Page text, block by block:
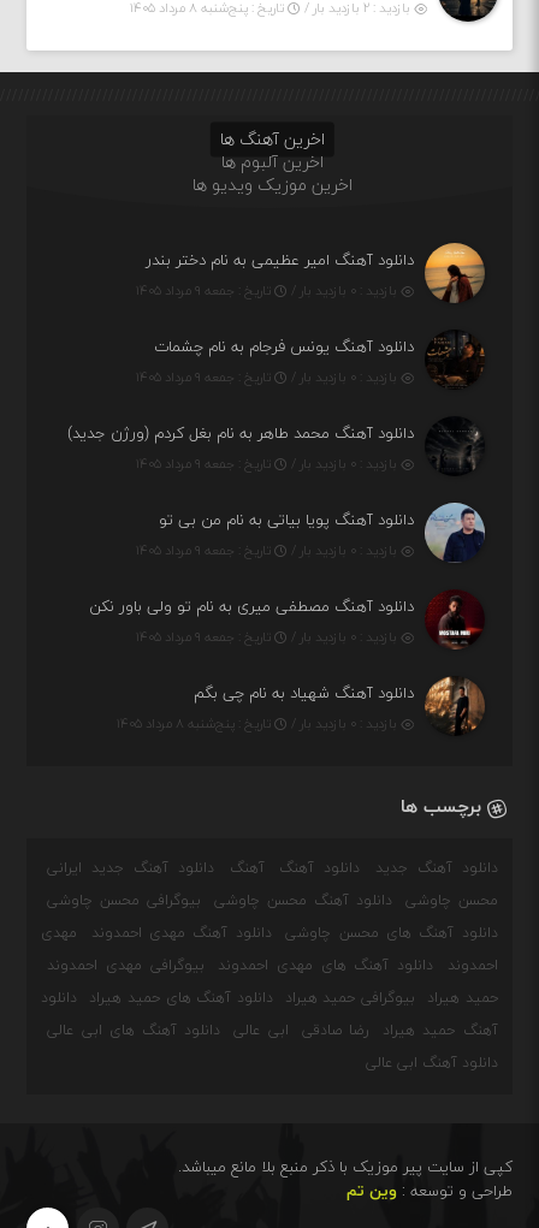
بازدید : ۲ بازدید بار / تاریخ : پنج‌شنبه ۸ مرداد ۱۴۰۵
اخرین آهنگ ها
اخرین آلبوم ها
اخرین موزیک ویدیو ها
دانلود آهنگ امیر عظیمی به نام دختر بندر
بازدید : ۰ بازدید بار / تاریخ : جمعه ۹ مرداد ۱۴۰۵
دانلود آهنگ یونس فرجام به نام چشمات
بازدید : ۰ بازدید بار / تاریخ : جمعه ۹ مرداد ۱۴۰۵
دانلود آهنگ محمد طاهر به نام بغل کردم (ورژن جدید)
بازدید : ۰ بازدید بار / تاریخ : جمعه ۹ مرداد ۱۴۰۵
دانلود آهنگ پویا بیاتی به نام من بی تو
بازدید : ۰ بازدید بار / تاریخ : جمعه ۹ مرداد ۱۴۰۵
دانلود آهنگ مصطفی میری به نام تو ولی باور نکن
بازدید : ۰ بازدید بار / تاریخ : جمعه ۹ مرداد ۱۴۰۵
دانلود آهنگ شهیاد به نام چی بگم
بازدید : ۰ بازدید بار / تاریخ : پنج‌شنبه ۸ مرداد ۱۴۰۵
برچسب ها
دانلود آهنگ جدید دانلود آهنگ آهنگ
دانلود آهنگ جدید ایرانی
محسن چاوشی
دانلود آهنگ محسن چاوشی
بیوگرافی محسن چاوشی
دانلود آهنگ های محسن چاوشی
دانلود آهنگ مهدی احمدوند
مهدی
احمدوند
دانلود آهنگ های مهدی احمدوند
بیوگرافی مهدی احمدوند
حمید هیراد
بیوگرافی حمید هیراد دانلود آهنگ های حمید هیراد
دانلود
آهنگ حمید هیراد
رضا صادقی ابی عالی
دانلود آهنگ های ابی عالی
دانلود آهنگ ابی عالی
کپی از سایت پیر موزیک با ذکر منبع بلا مانع میباشد.
طراحی و توسعه :وین تم